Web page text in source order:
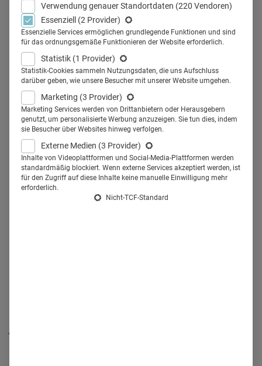
OTC-Präparate gegen Husten und
Erkältung werden in Deutschland
nicht nur im Publikumssektor
beworben, sondern auch bei
Fachlesern. Die klassische
Werbesaison liegt im Zeitraum
September bis März.
Verwendung genauer Standortdaten (220 Vendoren)
Essenziell
(2 Provider)
Essenzielle Services ermöglichen grundlegende Funktionen und sind
für das ordnungsgemäße Funktionieren der Website erforderlich.
Statistik (1 Provider)
Statistik-Cookies sammeln Nutzungsdaten, die uns Aufschluss
darüber geben, wie unsere Besucher mit unserer Website umgehen.
Marketing (3 Provider)
Marketing Services werden von Drittanbietern oder Herausgebern
genutzt, um personalisierte Werbung anzuzeigen. Sie tun dies, indem
sie Besucher über Websites hinweg verfolgen.
Externe Medien (3 Provider)
Inhalte von Videoplattformen und Social-Media-Plattformen werden
standardmäßig blockiert. Wenn externe Services akzeptiert werden, ist
für den Zugriff auf diese Inhalte keine manuelle Einwilligung mehr
erforderlich.
Nicht-TCF-Standard